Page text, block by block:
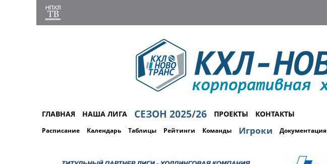
ГЛАВНАЯ НАША ЛИГА СЕЗОН 2025/26 ПРОЕКТЫ КОНТАКТЫ
Расписание Календарь Таблицы Рейтинги Команды Игроки Документация